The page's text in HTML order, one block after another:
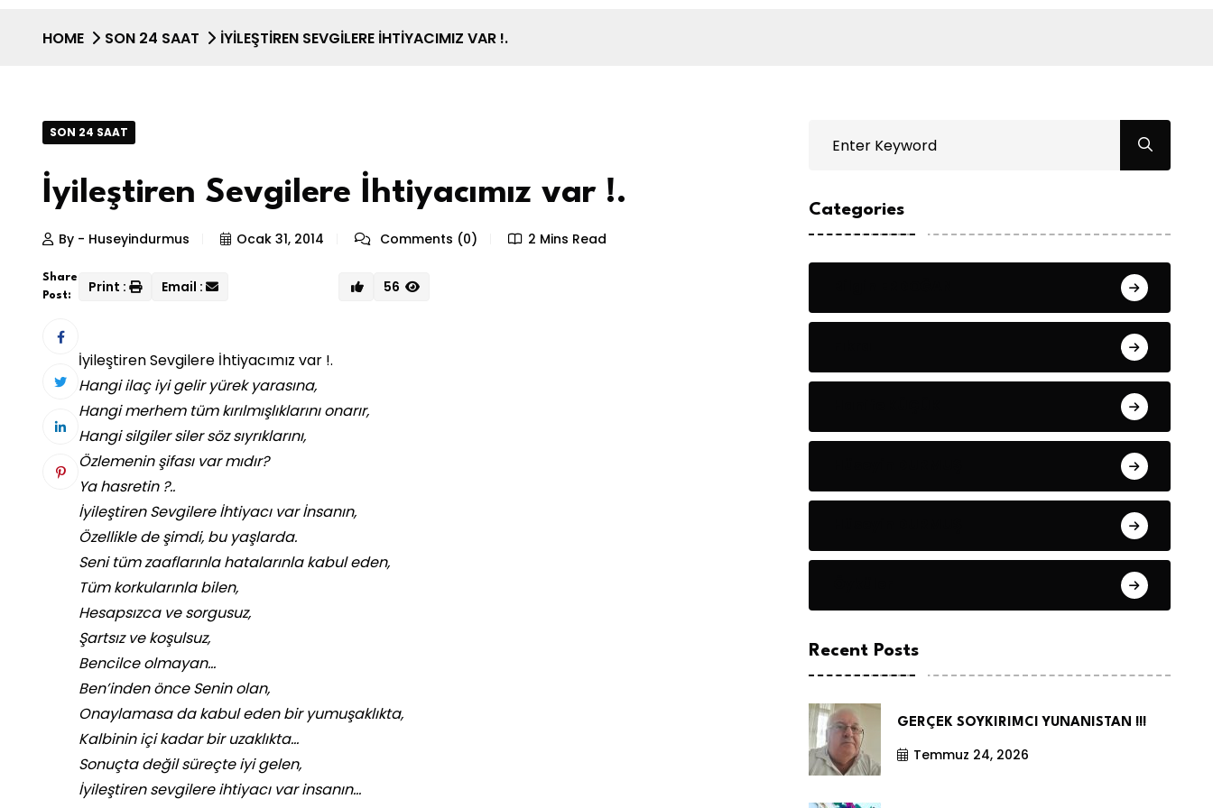
HOME SON 24 SAAT İYILEŞTIREN SEVGILERE İHTIYACIMIZ VAR !.
SON 24 SAAT
İyileştiren Sevgilere İhtiyacımız var !.
By - Huseyindurmus Ocak 31, 2014 Comments (0) 2 Mins Read
Share
Post:
Print : Email : 56
İyileştiren Sevgilere İhtiyacımız var !.
Hangi ilaç iyi gelir yürek yarasına,
Hangi merhem tüm kırılmışlıklarını onarır,
Hangi silgiler siler söz sıyrıklarını,
Özlemenin şifası var mıdır?
Ya hasretin ?..
İyileştiren Sevgilere İhtiyacı var İnsanın,
Özellikle de şimdi, bu yaşlarda.
Seni tüm zaaflarınla hatalarınla kabul eden,
Tüm korkularınla bilen,
Hesapsızca ve sorgusuz,
Şartsız ve koşulsuz,
Bencilce olmayan…
Ben’inden önce Senin olan,
Onaylamasa da kabul eden bir yumuşaklıkta,
Kalbinin içi kadar bir uzaklıkta…
Sonuçta değil süreçte iyi gelen,
İyileştiren sevgilere ihtiyacı var insanın…
Categories
Recent Posts
GERÇEK SOYKIRIMCI YUNANISTAN !!!
Temmuz 24, 2026